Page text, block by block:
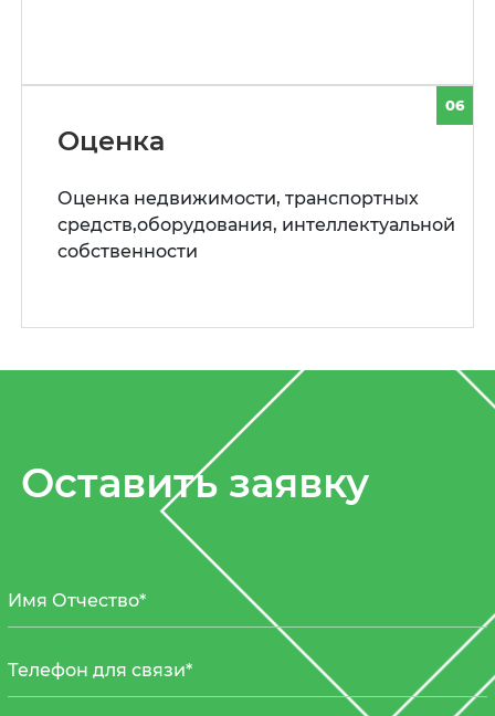
06
Оценка
Оценка недвижимости, транспортных
средств,оборудования, интеллектуальной
собственности
Оставить заявку